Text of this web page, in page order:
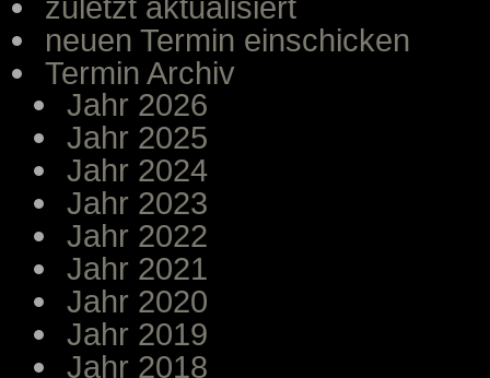
zuletzt aktualisiert
neuen Termin einschicken
Termin Archiv
Jahr 2026
Jahr 2025
Jahr 2024
Jahr 2023
Jahr 2022
Jahr 2021
Jahr 2020
Jahr 2019
Jahr 2018